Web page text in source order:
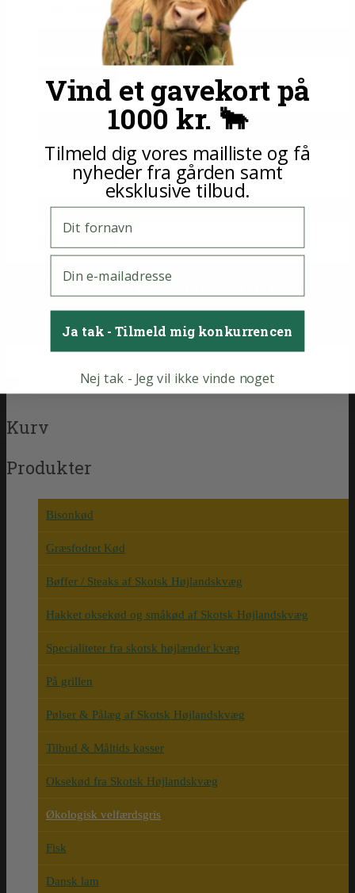
Vælg muligheder
Økologisk flæskesteg / kamsteg
Vælg muligheder
Økologiske stegeflæsk
96 kr pr 1/2 kilo
Vælg muligheder
Økologiske skinkesteg
ALLE VORE KØDPRODUKTER
BLIVER SENDT PÅ FROST
Kurv
Produkter
Bisonkød
Græsfodret Kød
Bøffer / Steaks af Skotsk Højlandskvæg
Hakket oksekød og småkød af Skotsk Højlandskvæg
Specialiteter fra skotsk højlænder kvæg
På grillen
Pølser & Pålæg af Skotsk Højlandskvæg
Tilbud & Måltids kasser
Oksekød fra Skotsk Højlandskvæg
Økologisk velfærdsgris
Fisk
Dansk lam
Vind et gavekort på
1000 kr. 🐂
Tilmeld dig vores mailliste og få
nyheder fra gården samt
eksklusive tilbud.
Ja tak - Tilmeld mig konkurrencen
Nej tak - Jeg vil ikke vinde noget